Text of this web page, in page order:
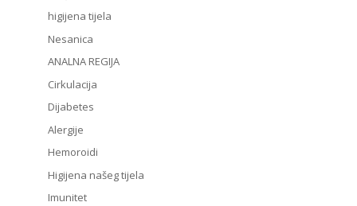
higijena tijela
Nesanica
ANALNA REGIJA
Cirkulacija
Dijabetes
Alergije
Hemoroidi
Higijena našeg tijela
Imunitet